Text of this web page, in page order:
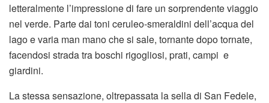
letteralmente l’impressione di fare un sorprendente viaggio
nel verde. Parte dai toni ceruleo-smeraldini dell’acqua del
lago e varia man mano che si sale, tornante dopo tornate,
facendosi strada tra boschi rigogliosi, prati, campi e
giardini.
La stessa sensazione, oltrepassata la sella di San Fedele,